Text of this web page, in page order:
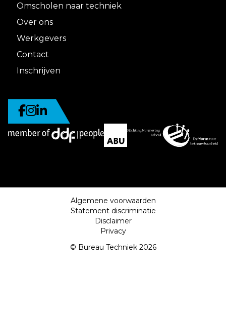
Omscholen naar techniek
Over ons
Werkgevers
Contact
Inschrijven
Algemene voorwaarden
Statement discriminatie
Disclaimer
Privacy
© Bureau Techniek 2026